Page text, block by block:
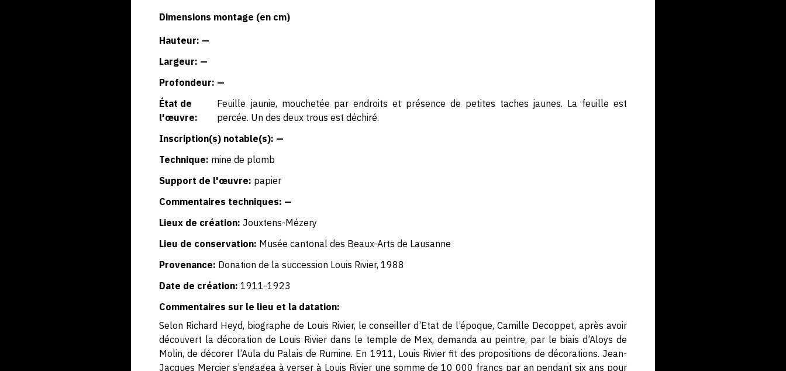
Dimensions montage (en cm)
Hauteur: —
Largeur: —
Profondeur: —
État de
l'œuvre:
Feuille jaunie, mouchetée par endroits et présence de petites taches jaunes. La feuille est
percée. Un des deux trous est déchiré.
Inscription(s) notable(s): —
Technique: mine de plomb
Support de l'œuvre: papier
Commentaires techniques: —
Lieux de création: Jouxtens-Mézery
Lieu de conservation: Musée cantonal des Beaux-Arts de Lausanne
Provenance: Donation de la succession Louis Rivier, 1988
Date de création: 1911-1923
Commentaires sur le lieu et la datation:
Selon Richard Heyd, biographe de Louis Rivier, le conseiller d’Etat de l’époque, Camille Decoppet, après avoir
découvert la décoration de Louis Rivier dans le temple de Mex, demanda au peintre, par le biais d’Aloys de
Molin, de décorer l’Aula du Palais de Rumine. En 1911, Louis Rivier fit des propositions de décorations. Jean-
Jacques Mercier s’engagea à verser à Louis Rivier une somme de 10 000 francs par an pendant six ans pour